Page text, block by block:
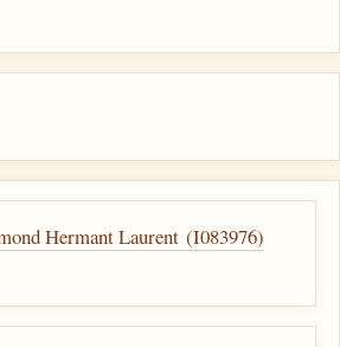
Hermant Laurent (I083976)